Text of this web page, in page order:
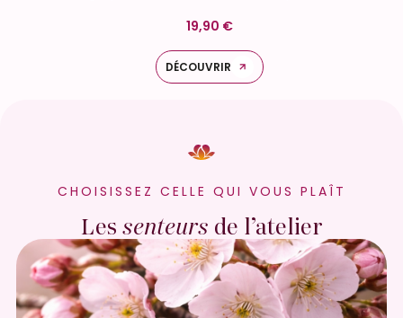
19,90 €
DÉCOUVRIR
CHOISISSEZ CELLE QUI VOUS PLAÎT
Les senteurs de l’atelier